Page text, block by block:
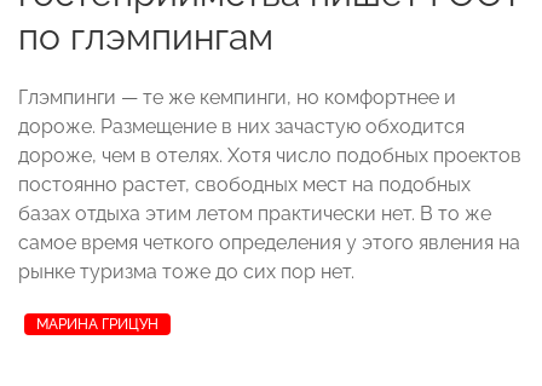
по глэмпингам
Глэмпинги — те же кемпинги, но комфортнее и
дороже. Размещение в них зачастую обходится
дороже, чем в отелях. Хотя число подобных проектов
постоянно растет, свободных мест на подобных
базах отдыха этим летом практически нет. В то же
самое время четкого определения у этого явления на
рынке туризма тоже до сих пор нет.
МАРИНА ГРИЦУН